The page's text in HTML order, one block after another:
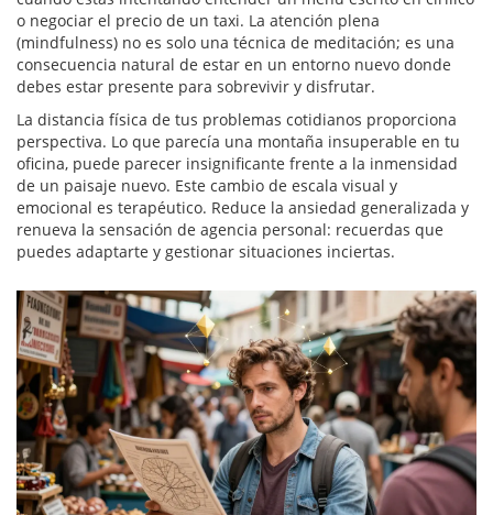
o negociar el precio de un taxi. La atención plena
(mindfulness) no es solo una técnica de meditación; es una
consecuencia natural de estar en un entorno nuevo donde
debes estar presente para sobrevivir y disfrutar.
La distancia física de tus problemas cotidianos proporciona
perspectiva. Lo que parecía una montaña insuperable en tu
oficina, puede parecer insignificante frente a la inmensidad
de un paisaje nuevo. Este cambio de escala visual y
emocional es terapéutico. Reduce la ansiedad generalizada y
renueva la sensación de agencia personal: recuerdas que
puedes adaptarte y gestionar situaciones inciertas.